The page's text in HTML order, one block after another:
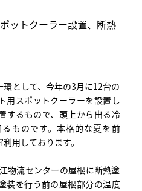
ットクーラー設置、断熱
として、今年の3月に12台の
用スポットクーラーを設置し
するもので、頭上から出る冷
ものです。本格的な夏を前
用しております。
物流センターの屋根に断熱塗
装を行う前の屋根部分の温度